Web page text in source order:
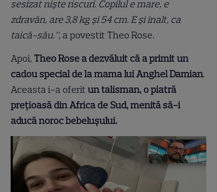
sesizat niște riscuri. Copilul e mare, e
zdravăn, are 3,8 kg și 54 cm. E și înalt, ca
taică-său.”, a povestit Theo Rose.
Apoi, Theo Rose a dezvăluit că a primit un
cadou special de la mama lui Anghel Damian.
Aceasta i-a oferitun talisman, o piatră
prețioasă din Africa de Sud, menită să-i
aducă noroc bebelușului.